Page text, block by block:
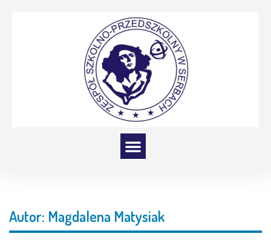
Autor: Magdalena Matysiak